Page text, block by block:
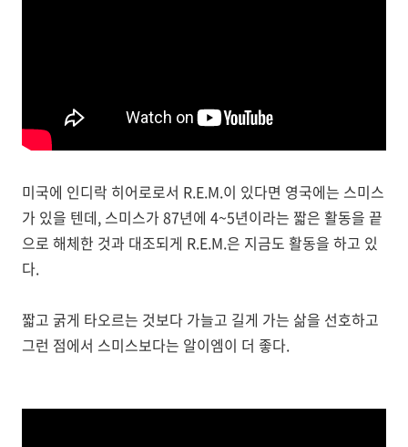
미국에 인디락 히어로로서 R.E.M.이 있다면 영국에는 스미스
가 있을 텐데, 스미스가 87년에 4~5년이라는 짧은 활동을 끝
으로 해체한 것과 대조되게 R.E.M.은 지금도 활동을 하고 있
다.
짧고 굵게 타오르는 것보다 가늘고 길게 가는 삶을 선호하고
그런 점에서 스미스보다는 알이엠이 더 좋다.